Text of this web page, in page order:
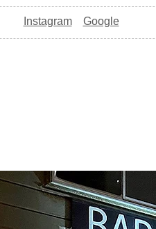
Instagram Google